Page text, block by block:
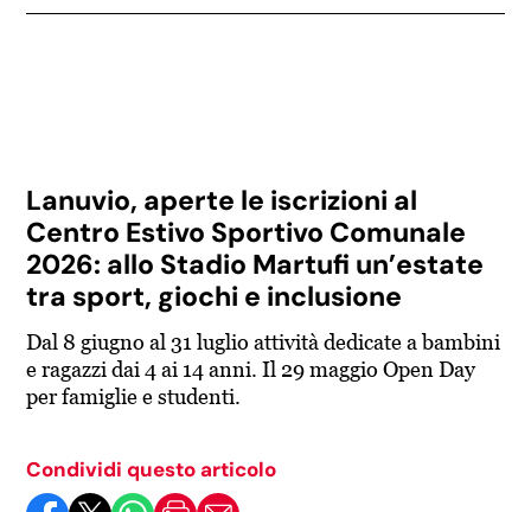
Lanuvio, aperte le iscrizioni al
Centro Estivo Sportivo Comunale
2026: allo Stadio Martufi un’estate
tra sport, giochi e inclusione
Dal 8 giugno al 31 luglio attività dedicate a bambini
e ragazzi dai 4 ai 14 anni. Il 29 maggio Open Day
per famiglie e studenti.
Condividi questo articolo